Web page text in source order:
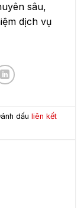
sâu,
dịch vụ
dấu liên kết